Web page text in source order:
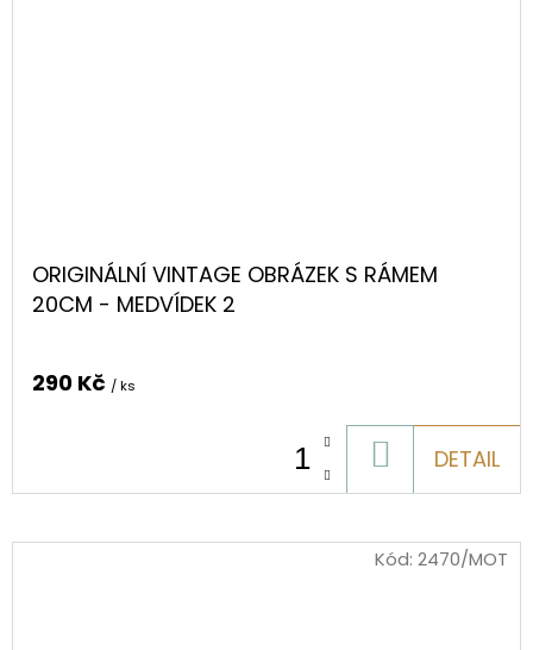
ORIGINÁLNÍ VINTAGE OBRÁZEK S RÁMEM
20CM - MEDVÍDEK 2
290 Kč / ks
KOŠÍKU
DETAIL
Kód: 2470/MOT